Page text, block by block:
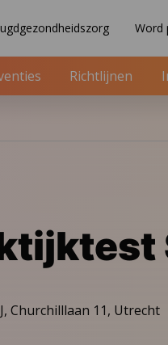
Word
Richtlijnen
Churchilllaan 11, Utrecht